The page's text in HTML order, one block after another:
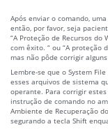
Após enviar o comando,
então, por favor, seja
“A Proteção de Recursos
com êxito. “ ou “A proteção
mas não pôde corrigir alguns
Lembre-se que o System
esses arquivos de sistema
operante. Para corrigir
instrução de comando no
Ambiente de Recuperação
segurando a tecla Shift